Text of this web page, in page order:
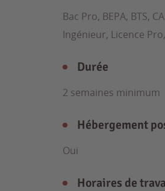
Bac Pro, BEPA, BTS,
Ingénieur, Licence
Durée
2 semaines minimum
Hébergement
Oui
Horaires de